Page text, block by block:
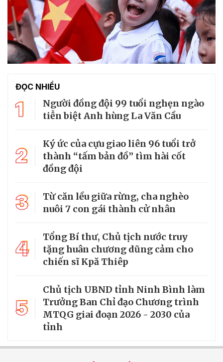
ĐỌC NHIỀU
1
Người đồng đội 99 tuổi nghẹn ngào
tiễn biệt Anh hùng La Văn Cầu
2
Ký ức của cựu giao liên 96 tuổi trở
thành “tấm bản đồ” tìm hài cốt
đồng đội
3
Từ căn lều giữa rừng, cha nghèo
nuôi 7 con gái thành cử nhân
4
Tổng Bí thư, Chủ tịch nước truy
tặng huân chương dũng cảm cho
chiến sĩ Kpă Thiêp
5
Chủ tịch UBND tỉnh Ninh Bình làm
Trưởng Ban Chỉ đạo Chương trình
MTQG giai đoạn 2026 - 2030 của
tỉnh